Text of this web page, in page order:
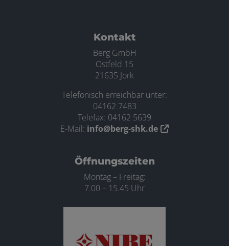
Kontakt
Berg GmbH
Ostfeld 15
21635 Jork
Telefonisch erreichbar unter:
04162 7483
Telefax: 04162 5639
E-Mail: info@berg-shk.de
Öffnungszeiten
Montag – Freitag:
7.00 – 15.45 Uhr